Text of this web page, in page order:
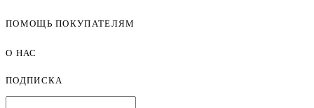
Женская одежда оптом
Мужская одежда оптом
ПОМОЩЬ ПОКУПАТЕЛЯМ
Оплата и доставка
Договор-оферта
О НАС
ПОДПИСКА